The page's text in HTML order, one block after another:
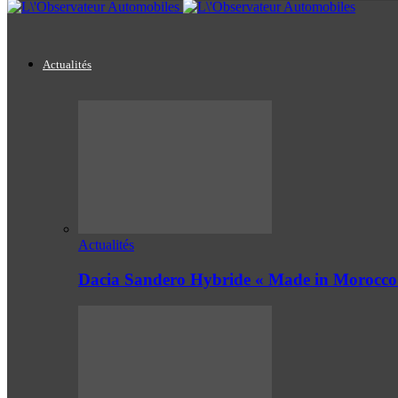
Actualités
Actualités
Dacia Sandero Hybride « Made in